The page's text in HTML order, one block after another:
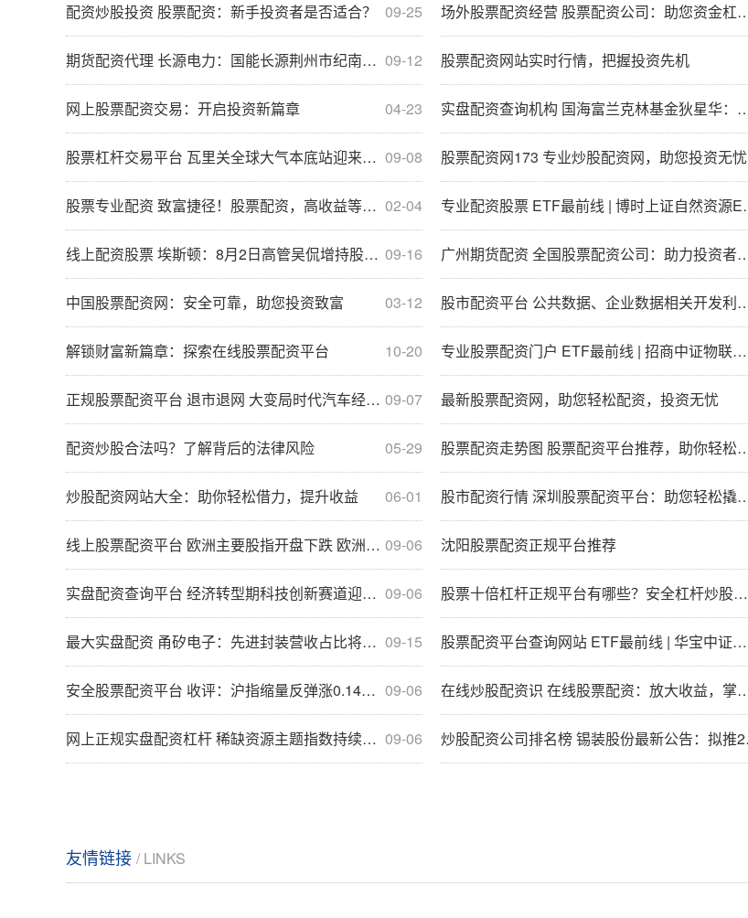
09-25
配资炒股投资 股票配资：新手投资者是否适合？ 场外股票配资经营 股票配资公司：助您资金杠杆，投资更轻松
09-12
期货配资代理 长源电力：国能长源荆州市纪南镇100MW渔光互补光伏发电项目实现全容量并网发电 股票配资网站实时行情，把握投资先机
04-23
网上股票配资交易：开启投资新篇章 实盘配资查询机构 国海富兰克林基金狄星华：AI将是长期Alpha的重要来源
09-08
股票杠杆交易平台 瓦里关全球大气本底站迎来建站30周年 股票配资网173 专业炒股配资网，助您投资无忧
02-04
股票专业配资 致富捷径！股票配资，高收益等你来电咨询 专业配资股票 ETF最前线 | 博时上证自然资源ETF(510410)下跌0.36%，天然气主题走弱
09-16
线上配资股票 埃斯顿：8月2日高管吴侃增持股份合计10.5万股 广州期货配资 全国股票配资公司：助力投资者实现财富增值
03-12
中国股票配资网：安全可靠，助您投资致富 股市配资平台 公共数据、企业数据相关开发利用文件即将出台，数字经济ETF(560800)近1月份额增长显著
10-20
解锁财富新篇章：探索在线股票配资平台 专业股票配资门户 ETF最前线 | 招商中证物联网主题ETF(159701)上涨0.16%，智能家居主题走弱
09-07
正规股票配资平台 退市退网 大变局时代汽车经销商路在何方？ 最新股票配资网，助您轻松配资，投资无忧
05-29
配资炒股合法吗？了解背后的法律风险 股票配资走势图 股票配资平台推荐，助你轻松放大收益
06-01
炒股配资网站大全：助你轻松借力，提升收益 股市配资行情 深圳股票配资平台：助您轻松撬动财富杠杆
09-06
线上股票配资平台 欧洲主要股指开盘下跌 欧洲斯托克50指数跌0.52% 沈阳股票配资正规平台推荐
09-06
实盘配资查询平台 经济转型期科技创新赛道迎来政策“蜜月期”！科创100ETF(588190)跟踪指数涨0.90% 股票十倍杠杆正规平台有哪些？安全杠杆炒股平台推荐
09-15
最大实盘配资 甬矽电子：先进封装营收占比将进一步提升 毛利率正向提升 股票配资平台查询网站 ETF最前线 | 华宝中证金融科技主题ETF(159851)上涨2.58%，华为鸿蒙主题走弱
09-06
安全股票配资平台 收评：沪指缩量反弹涨0.14% 全市场近4000只个股上涨 在线炒股配资识 在线股票配资：放大收益，掌控风险
09-06
网上正规实盘配资杠杆 稀缺资源主题指数持续调整 关注化工行业ETF（516570）、稀土ETF易方达（159715）等产品走势 炒股配资公司排名榜 锡装股份最新公告：拟推2024年限制性股票激励计划
友情链接 / LINKS